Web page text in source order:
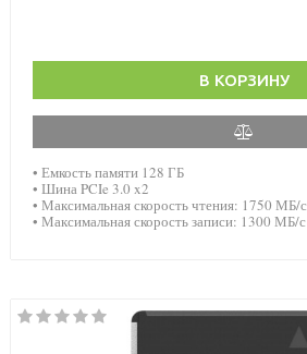
В КОРЗИНУ
• Емкость памяти 128 ГБ
• Шина PCIe 3.0 x2
• Максимальная скорость чтения: 1750 МБ/с
• Максимальная скорость записи: 1300 МБ/с